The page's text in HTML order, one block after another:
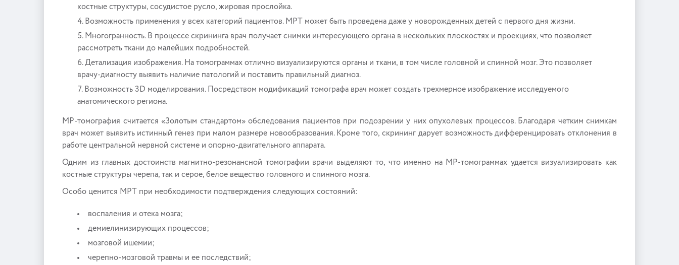
костные структуры, сосудистое русло, жировая прослойка.
Возможность применения у всех категорий пациентов. МРТ может быть проведена даже у новорожденных детей с первого дня жизни.
Многогранность. В процессе скрининга врач получает снимки интересующего органа в нескольких плоскостях и проекциях, что позволяет
рассмотреть ткани до малейших подробностей.
Детализация изображения. На томограммах отлично визуализируются органы и ткани, в том числе головной и спинной мозг. Это позволяет
врачу-диагносту выявить наличие патологий и поставить правильный диагноз.
Возможность 3D моделирования. Посредством модификаций томографа врач может создать трехмерное изображение исследуемого
анатомического региона.
МР-томография считается «Золотым стандартом» обследования пациентов при подозрении у них опухолевых процессов. Благодаря четким снимкам
врач может выявить истинный генез при малом размере новообразования. Кроме того, скрининг дарует возможность дифференцировать отклонения в
работе центральной нервной системе и опорно-двигательного аппарата.
Одним из главных достоинств магнитно-резонансной томографии врачи выделяют то, что именно на МР-томограммах удается визуализировать как
костные структуры черепа, так и серое, белое вещество головного и спинного мозга.
Особо ценится МРТ при необходимости подтверждения следующих состояний:
воспаления и отека мозга;
демиелинизирующих процессов;
мозговой ишемии;
черепно-мозговой травмы и ее последствий;